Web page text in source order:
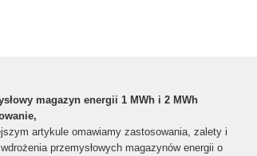
magazyn energii 1 MWh i 2 MWh
artykule omawiamy zastosowania, zalety i
przemysłowych magazynów energii o